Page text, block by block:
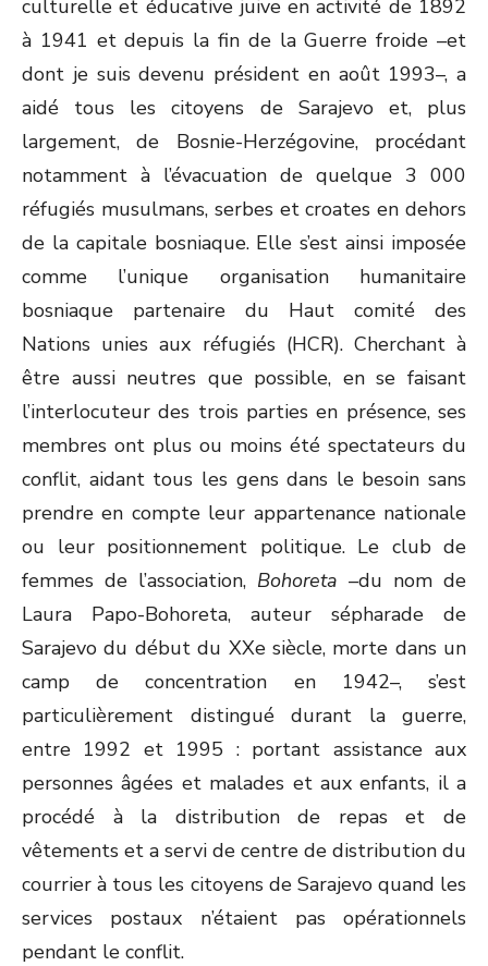
culturelle et éducative juive en activité de 1892
à 1941 et depuis la fin de la Guerre froide –et
dont je suis devenu président en août 1993–, a
aidé tous les citoyens de Sarajevo et, plus
largement, de Bosnie-Herzégovine, procédant
notamment à l’évacuation de quelque 3 000
réfugiés musulmans, serbes et croates en dehors
de la capitale bosniaque. Elle s’est ainsi imposée
comme l’unique organisation humanitaire
bosniaque partenaire du Haut comité des
Nations unies aux réfugiés (HCR). Cherchant à
être aussi neutres que possible, en se faisant
l’interlocuteur des trois parties en présence, ses
membres ont plus ou moins été spectateurs du
conflit, aidant tous les gens dans le besoin sans
prendre en compte leur appartenance nationale
ou leur positionnement politique. Le club de
femmes de l’association, Bohoreta –du nom de
Laura Papo-Bohoreta, auteur sépharade de
Sarajevo du début du XXesiècle, morte dans un
camp de concentration en 1942–, s’est
particulièrement distingué durant la guerre,
entre 1992 et 1995 : portant assistance aux
personnes âgées et malades et aux enfants, il a
procédé à la distribution de repas et de
vêtements et a servi de centre de distribution du
courrier à tous les citoyens de Sarajevo quand les
services postaux n’étaient pas opérationnels
pendant le conflit.